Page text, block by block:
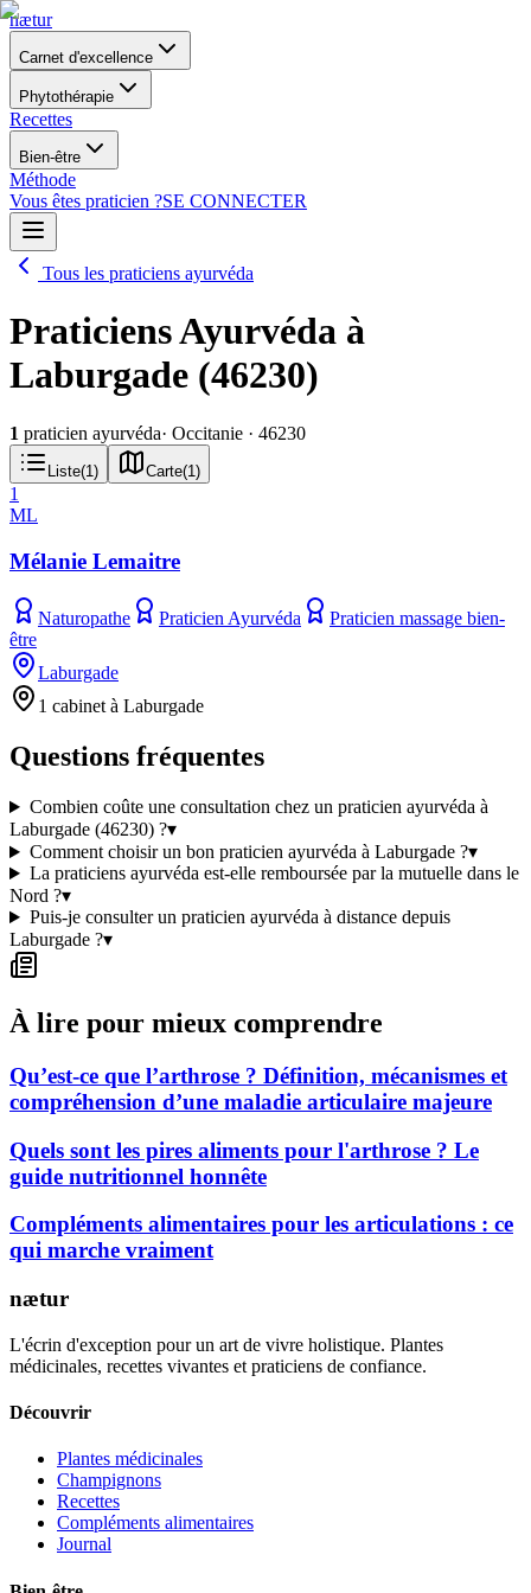
nætur
Carnet d'excellence
Phytothérapie
Recettes
Bien-être
Méthode
Vous êtes praticien ?SE CONNECTER
Tous les praticiens ayurvéda
Praticiens Ayurvéda à
Laburgade (46230)
1 praticien ayurvéda· Occitanie · 46230
Liste(1 ) Carte(1 )
1
ML
Mélanie Lemaitre
Naturopathe Praticien Ayurvéda
Praticien massage bien-
être
Laburgade
1 cabinet à Laburgade
Questions fréquentes
Combien coûte une consultation chez un praticien ayurvéda à
Laburgade (46230) ?▾
Comment choisir un bon praticien ayurvéda à Laburgade ?▾
La praticiens ayurvéda est-elle remboursée par la mutuelle dans le
Nord ?▾
Puis-je consulter un praticien ayurvéda à distance depuis
Laburgade ?▾
À lire pour mieux comprendre
Qu’est-ce que l’arthrose ? Définition, mécanismes et
compréhension d’une maladie articulaire majeure
Quels sont les pires aliments pour l'arthrose ? Le
guide nutritionnel honnête
Compléments alimentaires pour les articulations : ce
qui marche vraiment
nætur
L'écrin d'exception pour un art de vivre holistique. Plantes
médicinales, recettes vivantes et praticiens de confiance.
Découvrir
Plantes médicinales
Champignons
Recettes
Compléments alimentaires
Journal